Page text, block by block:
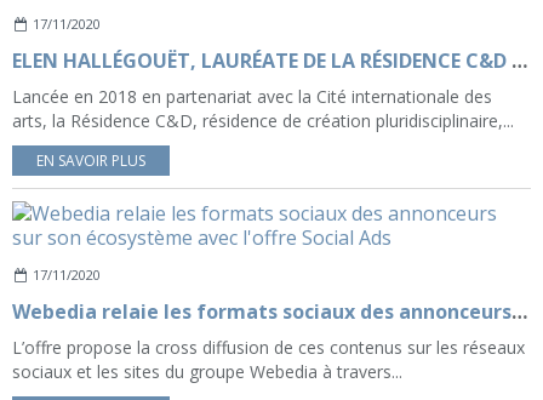
17/11/2020
ELEN HALLÉGOUËT, LAURÉATE DE LA RÉSIDENCE C&D 2021
Lancée en 2018 en partenariat avec la Cité internationale des
arts, la Résidence C&D, résidence de création pluridisciplinaire,...
EN SAVOIR PLUS
17/11/2020
Webedia relaie les formats sociaux des annonceurs sur son écosystème avec l'offre Social Ads
L’offre propose la cross diffusion de ces contenus sur les réseaux
sociaux et les sites du groupe Webedia à travers...